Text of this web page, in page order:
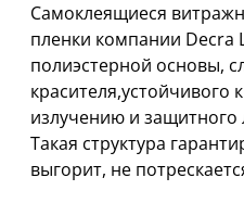
Самоклеящиеся
пленки компании Decra
полиэстерной основы,
красителя,устойчивого
излучению и
Такая структура
выгорит, не